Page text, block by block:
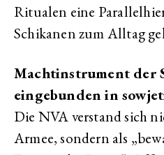
Ritualen eine
Schikanen zum Alltag
Machtinstrument der
eingebunden in
Die NVA verstand sich
Armee, sondern als